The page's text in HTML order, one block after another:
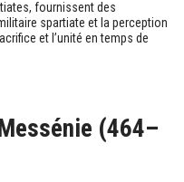
fournissent des
spartiate et la perception
et l’unité en temps de
(464–